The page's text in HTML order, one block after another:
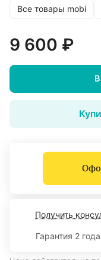
Все товары mobi
9 600 ₽
Получить
Гарантия 2 года